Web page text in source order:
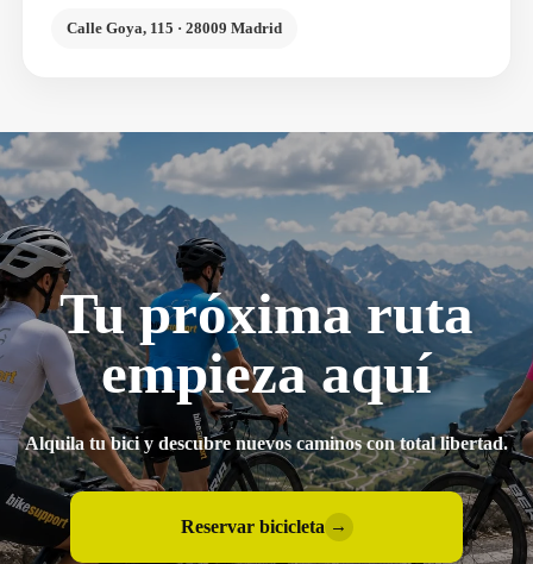
Calle Goya, 115 · 28009 Madrid
Tu próxima ruta
empieza aquí
Alquila tu bici y descubre nuevos caminos con total libertad.
Reservar bicicleta →